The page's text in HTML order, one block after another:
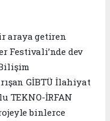
araya getiren
Festivali’nde dev
GİBTÜ İlahiyat
TEKNO-İRFAN
binlerce